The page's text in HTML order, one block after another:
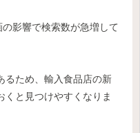
影響で検索数が急増して
るため、輸入食品店の新
くと見つけやすくなりま